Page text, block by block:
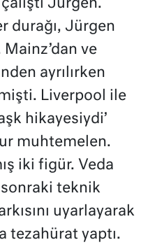
Jürgen.
durağı, Jürgen
ve
ayrılırken
Liverpool ile
hikayesiydi’
muhtemelen.
iki figür. Veda
teknik
uyarlayarak
tezahürat yaptı.